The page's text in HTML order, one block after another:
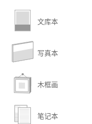
文库本
写真本
木框画
笔记本